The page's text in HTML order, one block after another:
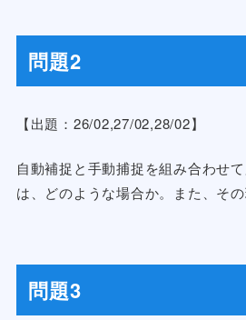
問題2
【出題：26/02,27/02,28/02】
自動補捉と手動捕捉を組み合わせ
は、どのような場合か。また、その
問題3